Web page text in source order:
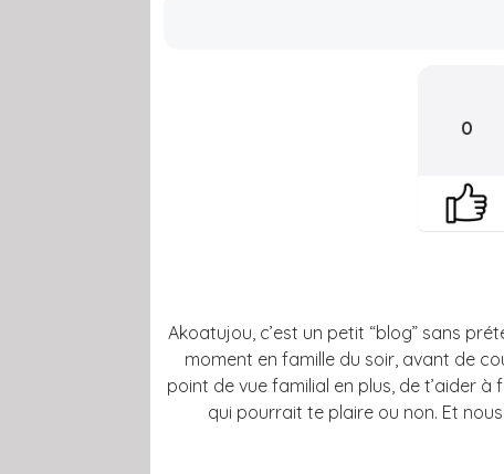
0
Akoatujou, c’est un petit “blog” sans
moment en famille du soir, avant de
point de vue familial en plus, de t’aider
qui pourrait te plaire ou non. Et